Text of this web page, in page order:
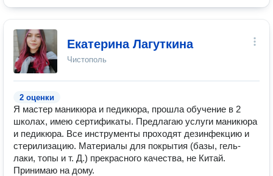
Екатерина Лагуткина
Чистополь
2 оценки
Я мастер маникюра и педикюра, прошла обучение в 2
школах, имею сертификаты. Предлагаю услуги маникюра
и педикюра. Все инструменты проходят дезинфекцию и
стерилизацию. Материалы для покрытия (базы, гель-
лаки, топы и т. Д.) прекрасного качества, не Китай.
Принимаю на дому.